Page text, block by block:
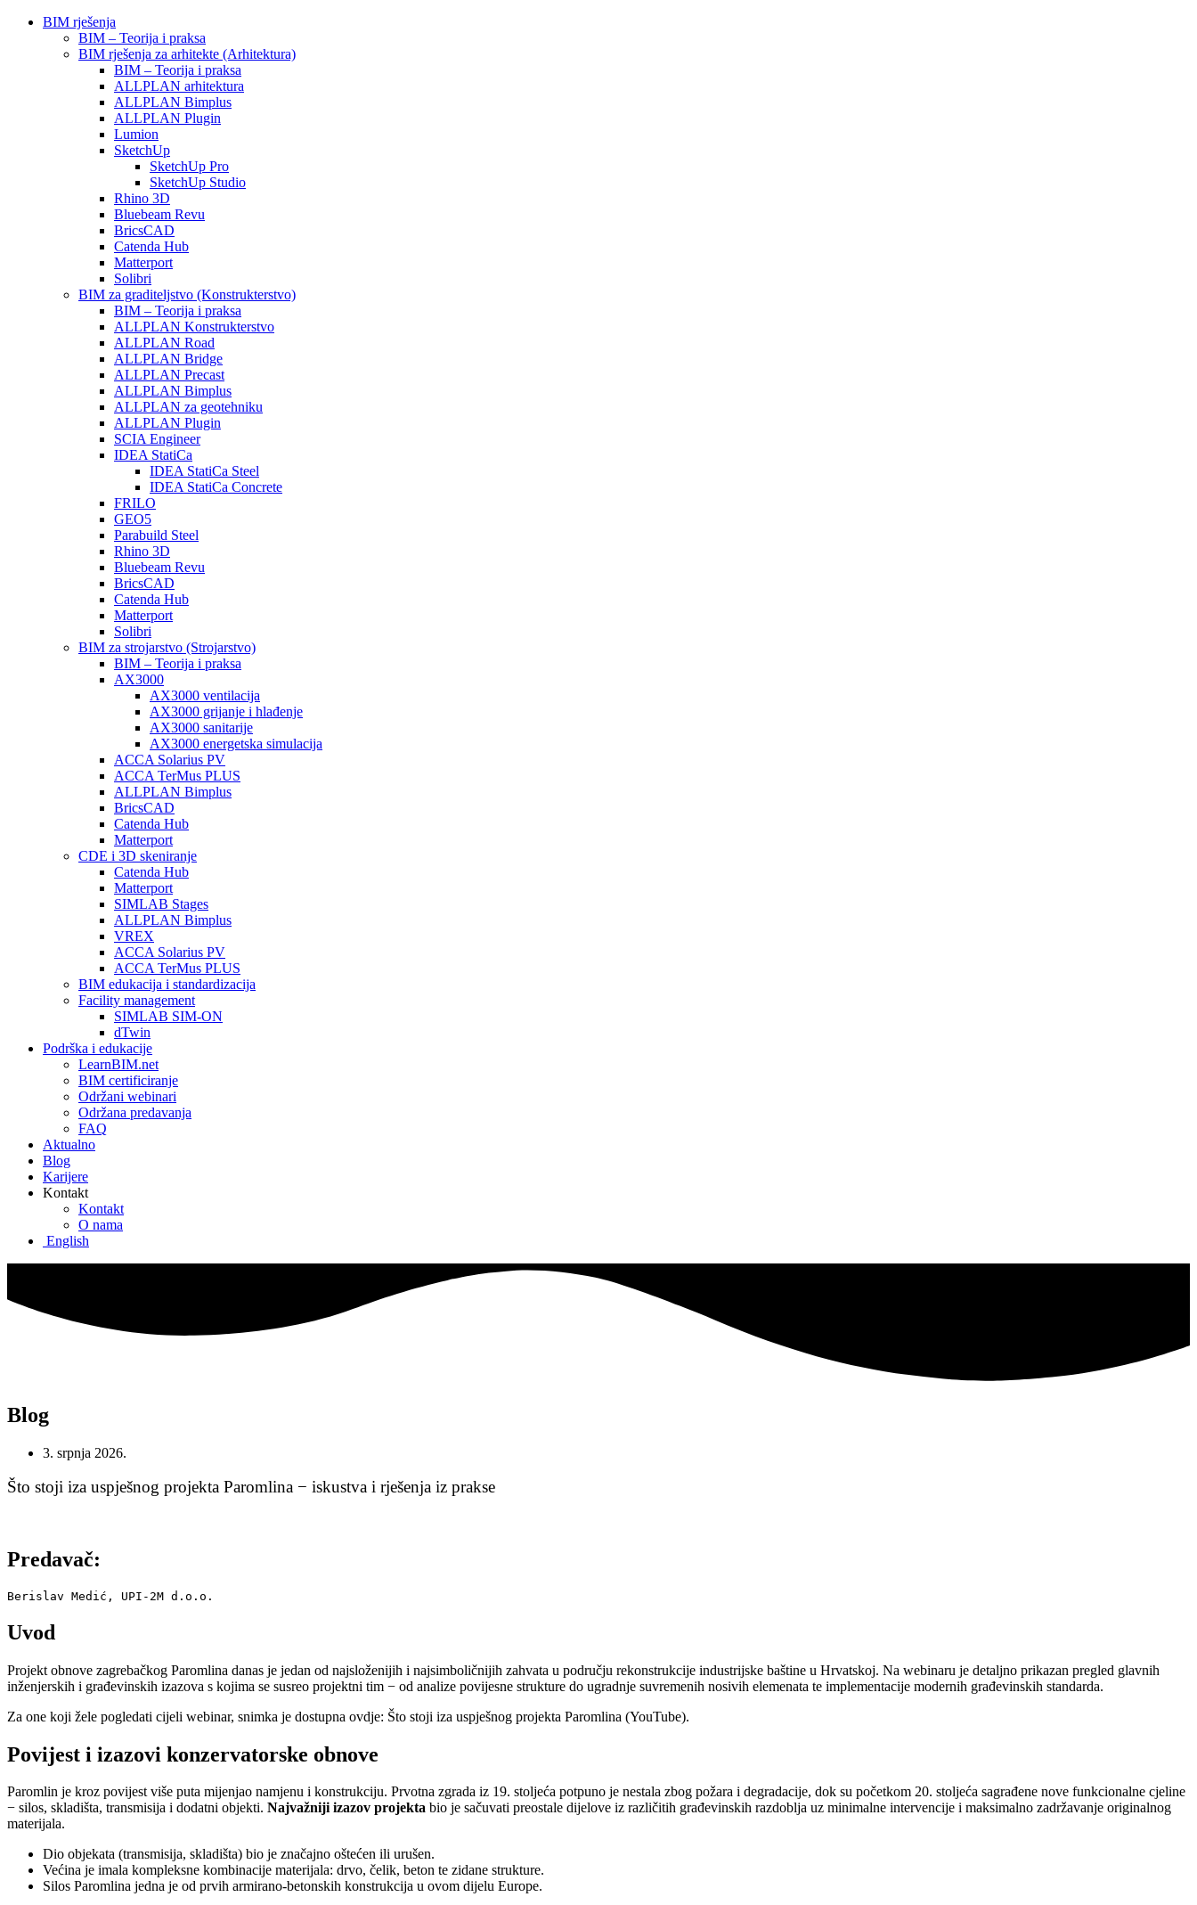
BIM rješenja
BIM – Teorija i praksa
BIM rješenja za arhitekte (Arhitektura)
BIM – Teorija i praksa
ALLPLAN arhitektura
ALLPLAN Bimplus
ALLPLAN Plugin
Lumion
SketchUp
SketchUp Pro
SketchUp Studio
Rhino 3D
Bluebeam Revu
BricsCAD
Catenda Hub
Matterport
Solibri
BIM za graditeljstvo (Konstrukterstvo)
BIM – Teorija i praksa
ALLPLAN Konstrukterstvo
ALLPLAN Road
ALLPLAN Bridge
ALLPLAN Precast
ALLPLAN Bimplus
ALLPLAN za geotehniku
ALLPLAN Plugin
SCIA Engineer
IDEA StatiCa
IDEA StatiCa Steel
IDEA StatiCa Concrete
FRILO
GEO5
Parabuild Steel
Rhino 3D
Bluebeam Revu
BricsCAD
Catenda Hub
Matterport
Solibri
BIM za strojarstvo (Strojarstvo)
BIM – Teorija i praksa
AX3000
AX3000 ventilacija
AX3000 grijanje i hlađenje
AX3000 sanitarije
AX3000 energetska simulacija
ACCA Solarius PV
ACCA TerMus PLUS
ALLPLAN Bimplus
BricsCAD
Catenda Hub
Matterport
CDE i 3D skeniranje
Catenda Hub
Matterport
SIMLAB Stages
ALLPLAN Bimplus
VREX
ACCA Solarius PV
ACCA TerMus PLUS
BIM edukacija i standardizacija
Facility management
SIMLAB SIM-ON
dTwin
Podrška i edukacije
LearnBIM.net
BIM certificiranje
Održani webinari
Održana predavanja
FAQ
Aktualno
Blog
Karijere
Kontakt
Kontakt
O nama
English
Blog
3. srpnja 2026.
Što stoji iza uspješnog projekta Paromlina − iskustva i rješenja iz prakse
Predavač:
Berislav Medić, UPI-2M d.o.o.
Uvod
Projekt obnove zagrebačkog Paromlina danas je jedan od najsloženijih i najsimboličnijih zahvata u području rekonstrukcije industrijske baštine u Hrvatskoj. Na webinaru je detaljno prikazan pregled glavnih
inženjerskih i građevinskih izazova s kojima se susreo projektni tim − od analize povijesne strukture do ugradnje suvremenih nosivih elemenata te implementacije modernih građevinskih standarda.
Za one koji žele pogledati cijeli webinar, snimka je dostupna ovdje: Što stoji iza uspješnog projekta Paromlina (YouTube).
Povijest i izazovi konzervatorske obnove
Paromlin je kroz povijest više puta mijenjao namjenu i konstrukciju. Prvotna zgrada iz 19. stoljeća potpuno je nestala zbog požara i degradacije, dok su početkom 20. stoljeća sagrađene nove funkcionalne cjeline
− silos, skladišta, transmisija i dodatni objekti. Najvažniji izazov projekta bio je sačuvati preostale dijelove iz različitih građevinskih razdoblja uz minimalne intervencije i maksimalno zadržavanje originalnog
materijala.
Dio objekata (transmisija, skladišta) bio je značajno oštećen ili urušen.
Većina je imala kompleksne kombinacije materijala: drvo, čelik, beton te zidane strukture.
Silos Paromlina jedna je od prvih armirano-betonskih konstrukcija u ovom dijelu Europe.